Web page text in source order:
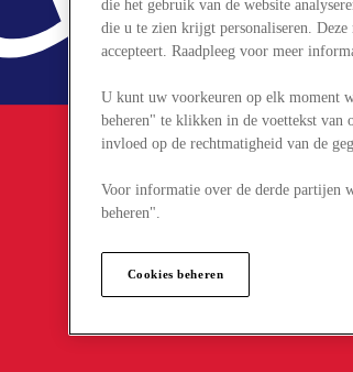
die het gebruik van de website
die u te zien krijgt personaliseren.
accepteert. Raadpleeg voor meer
U kunt uw voorkeuren op elk moment
beheren" te klikken in de voettekst van
invloed op de rechtmatigheid van de
Voor informatie over de derde partijen
beheren".
Cookies beheren